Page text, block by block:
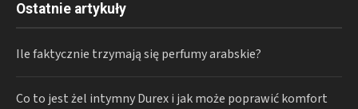
Ostatnie artykuły
Ile faktycznie trzymają się perfumy arabskie?
Co to jest żel intymny Durex i jak może poprawić komfort